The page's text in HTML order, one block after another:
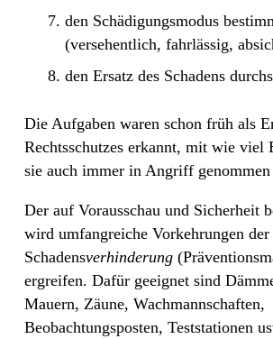
den Schädigungsmodus
(versehentlich, fahrlässig,
den Ersatz des Schadens
Die Aufgaben waren schon früh als
Rechtsschutzes erkannt, mit wie viel
sie auch immer in Angriff
Der auf Vorausschau und Sicherheit
wird umfangreiche Vorkehrungen der
Schadensverhinderung
ergreifen. Dafür geeignet sind
Mauern, Zäune, Wachmannschaften,
Beobachtungsposten, Teststationen